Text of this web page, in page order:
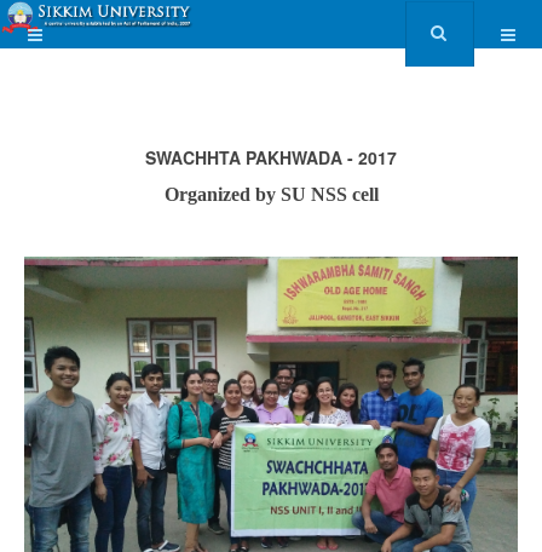
SWACHHTA PAKHWADA - 2017
Organized by SU NSS cell